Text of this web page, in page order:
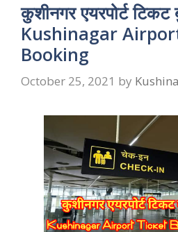
कुशीनगर एयरपोर्ट
Kushinagar
Booking
October 25, 2021 by